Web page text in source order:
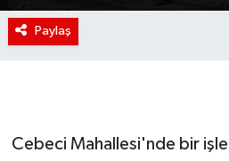
Paylaş
Cebeci Mahallesi'nde bir